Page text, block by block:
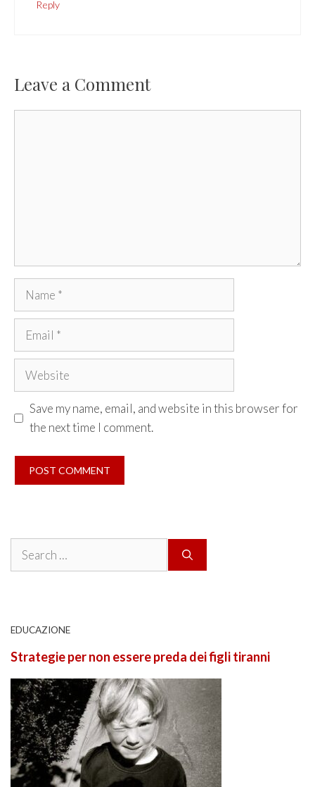
Reply
Leave a Comment
Name
Email
Website
Save my name, email, and website in this browser for
the next time I comment.
Search
EDUCAZIONE
Strategie per non essere preda dei figli tiranni